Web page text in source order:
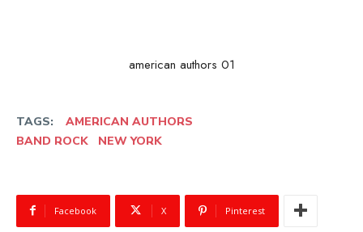
american authors 01
TAGS:
AMERICAN AUTHORS
BAND ROCK NEW YORK
Facebook X Pinterest